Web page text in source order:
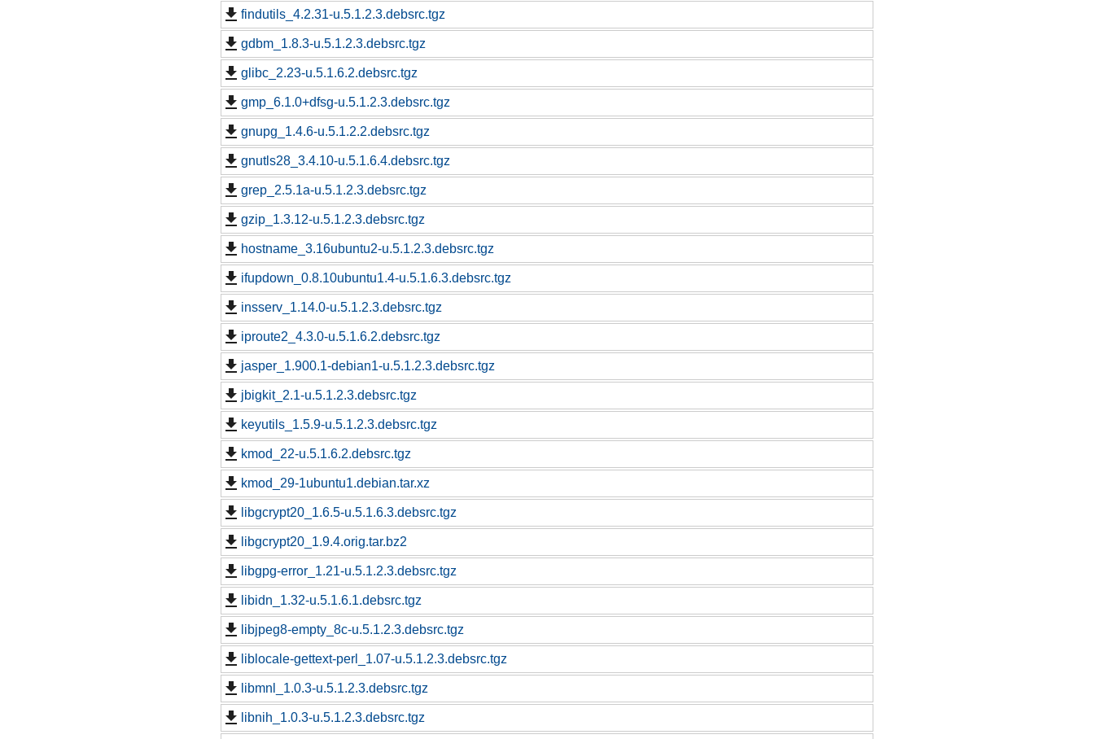
findutils_4.2.31-u.5.1.2.3.debsrc.tgz
gdbm_1.8.3-u.5.1.2.3.debsrc.tgz
glibc_2.23-u.5.1.6.2.debsrc.tgz
gmp_6.1.0+dfsg-u.5.1.2.3.debsrc.tgz
gnupg_1.4.6-u.5.1.2.2.debsrc.tgz
gnutls28_3.4.10-u.5.1.6.4.debsrc.tgz
grep_2.5.1a-u.5.1.2.3.debsrc.tgz
gzip_1.3.12-u.5.1.2.3.debsrc.tgz
hostname_3.16ubuntu2-u.5.1.2.3.debsrc.tgz
ifupdown_0.8.10ubuntu1.4-u.5.1.6.3.debsrc.tgz
insserv_1.14.0-u.5.1.2.3.debsrc.tgz
iproute2_4.3.0-u.5.1.6.2.debsrc.tgz
jasper_1.900.1-debian1-u.5.1.2.3.debsrc.tgz
jbigkit_2.1-u.5.1.2.3.debsrc.tgz
keyutils_1.5.9-u.5.1.2.3.debsrc.tgz
kmod_22-u.5.1.6.2.debsrc.tgz
kmod_29-1ubuntu1.debian.tar.xz
libgcrypt20_1.6.5-u.5.1.6.3.debsrc.tgz
libgcrypt20_1.9.4.orig.tar.bz2
libgpg-error_1.21-u.5.1.2.3.debsrc.tgz
libidn_1.32-u.5.1.6.1.debsrc.tgz
libjpeg8-empty_8c-u.5.1.2.3.debsrc.tgz
liblocale-gettext-perl_1.07-u.5.1.2.3.debsrc.tgz
libmnl_1.0.3-u.5.1.2.3.debsrc.tgz
libnih_1.0.3-u.5.1.2.3.debsrc.tgz